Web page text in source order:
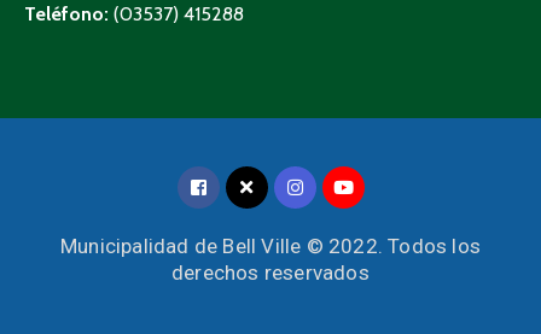
Teléfono: (03537) 415288
Municipalidad de Bell Ville © 2022. Todos los
derechos reservados